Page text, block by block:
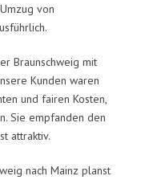
von
Braunschweig mit
Kunden waren
und fairen Kosten,
Sie empfanden den
attraktiv.
nach Mainz planst